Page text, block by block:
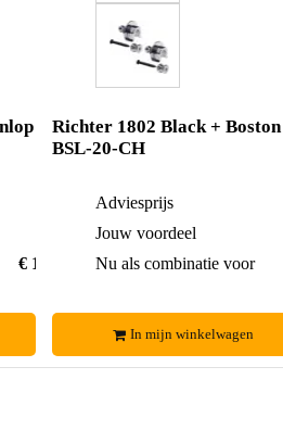
€ 100,20
Richter 1802 Black + Boston
BSL-20-CH
Adviesprijs
Jouw voordeel
Nu als combinatie voor
In mijn winkelwagen